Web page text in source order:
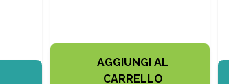
AGGIUNGI AL
CARRELLO